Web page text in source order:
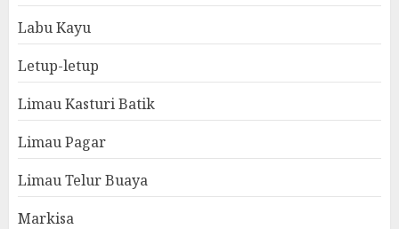
Labu Kayu
Letup-letup
Limau Kasturi Batik
Limau Pagar
Limau Telur Buaya
Markisa